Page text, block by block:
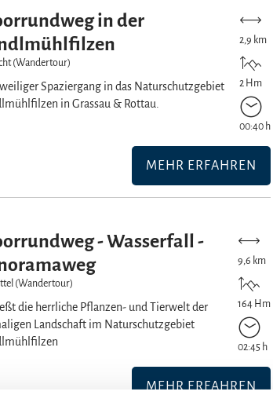
in der
(Wandertour)
Spaziergang in das Naturschutzgebiet
in Grassau & Rottau.
2,9 km
2 Hm
00:40 h
MEHR ERFAHREN
- Wasserfall -
(Wandertour)
die herrliche Pflanzen- und Tierwelt der
Landschaft im Naturschutzgebiet
9,6 km
164 Hm
02:45 h
MEHR ERFAHREN